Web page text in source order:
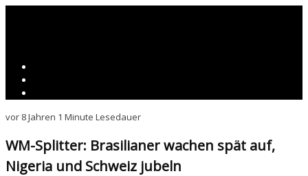
vor 8 Jahren 1 Minute Lesedauer
WM-Splitter: Brasilianer wachen spät auf,
Nigeria und Schweiz jubeln